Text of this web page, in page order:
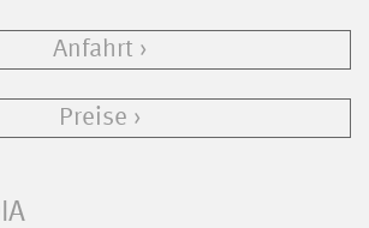
Anfahrt
Preise